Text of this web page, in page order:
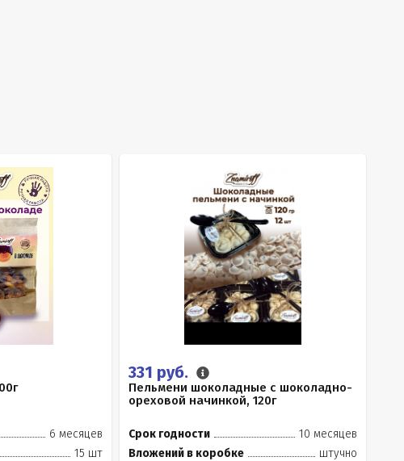
6 месяцев
15 шт
331 руб.
Пельмени шоколадные с шоколадно-
ореховой начинкой, 120г
Срок годности
10 месяцев
Вложений в коробке
штучно